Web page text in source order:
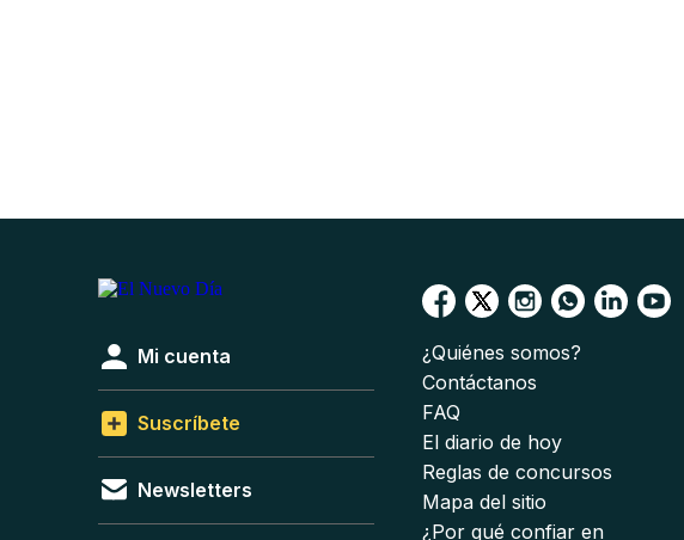
Mi cuenta
Suscríbete
Newsletters
¿Quiénes somos?
Contáctanos
FAQ
El diario de hoy
Reglas de concursos
Mapa del sitio
¿Por qué confiar en